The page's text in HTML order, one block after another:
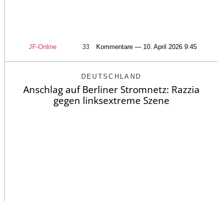
JF-Online 33 Kommentare — 10. April 2026 9:45
DEUTSCHLAND
Anschlag auf Berliner Stromnetz: Razzia
gegen linksextreme Szene